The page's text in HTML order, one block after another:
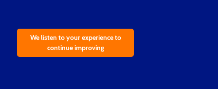
We listen to your experience to
continue improving